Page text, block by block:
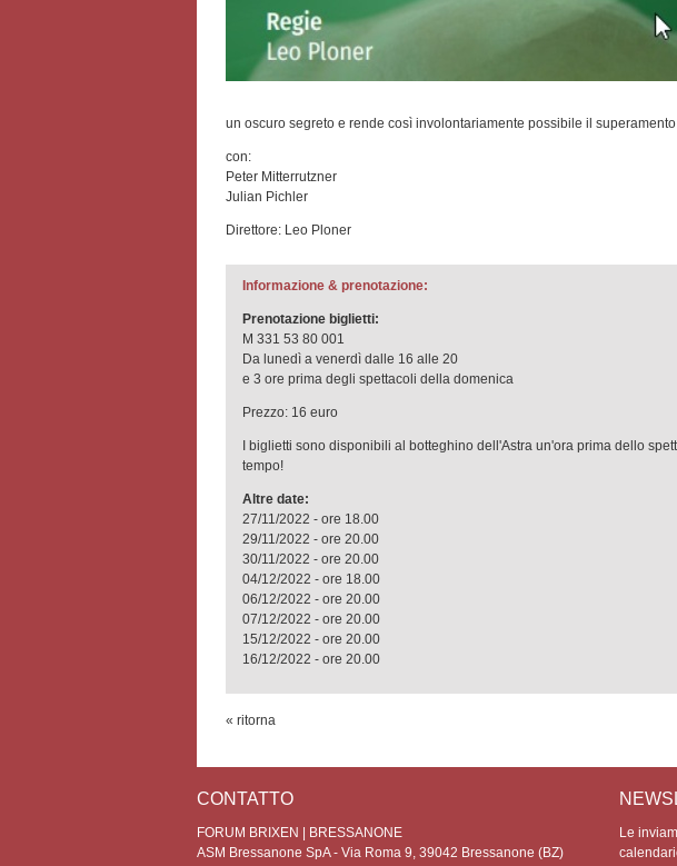
un oscuro segreto e rende così involontariamente possibile il
con:
Peter Mitterrutzner
Julian Pichler
Direttore: Leo Ploner
Informazione & prenotazione:
Prenotazione biglietti:
M 331 53 80 001
Da lunedì a venerdì dalle 16 alle 20
e 3 ore prima degli spettacoli della domenica
Prezzo: 16 euro
I biglietti sono disponibili al botteghino dell'Astra un'ora prima dello
tempo!
Altre date:
27/11/2022 - ore 18.00
29/11/2022 - ore 20.00
30/11/2022 - ore 20.00
04/12/2022 - ore 18.00
06/12/2022 - ore 20.00
07/12/2022 - ore 20.00
15/12/2022 - ore 20.00
16/12/2022 - ore 20.00
« ritorna
CONTATTO
FORUM BRIXEN | BRESSANONE
ASM Bressanone SpA - Via Roma 9, 39042 Bressanone (BZ)
Le